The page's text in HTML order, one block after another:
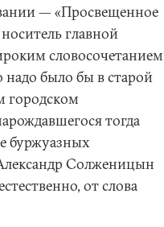
— «Просвещенное
главной
словосочетанием
надо было бы в старой
городском
тогда
буржуазных
Солженицын
от слова